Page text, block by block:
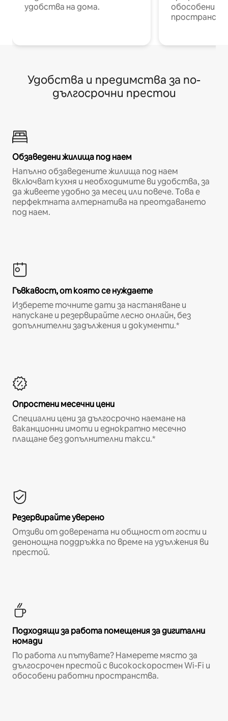
удобства на дома.
обособени
Удобства и предимства за по-
дългосрочни престои
Обзаведени жилища под наем
Напълно обзаведените жилища под наем
включват кухня и необходимите ви удобства, за
да живеете удобно за месец или повече. Това е
перфектната алтернатива на преотдаването
под наем.
Гъвкавост, от която се нуждаете
Изберете точните дати за настаняване и
напускане и резервирайте лесно онлайн, без
допълнителни задължения и документи.*
Опростени месечни цени
Специални цени за дългосрочно наемане на
ваканционни имоти и еднократно месечно
плащане без допълнителни такси.*
Резервирайте уверено
Отзиви от доверената ни общност от гости и
денонощна поддръжка по време на удължения ви
престой.
Подходящи за работа помещения за дигитални
номади
По работа ли пътувате? Намерете място за
дългосрочен престой с високоскоростен Wi-Fi и
обособени работни пространства.